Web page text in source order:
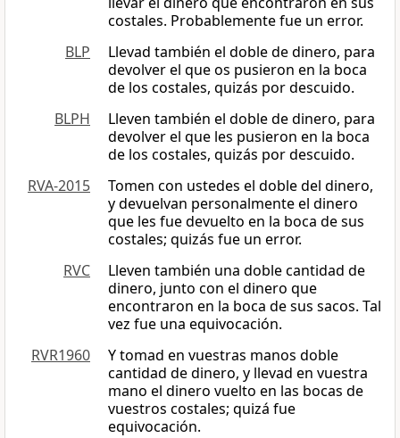
costales. Probablemente fue un error.
BLP
Llevad también el doble de dinero, para
devolver el que os pusieron en la boca
de los costales, quizás por descuido.
BLPH
Lleven también el doble de dinero, para
devolver el que les pusieron en la boca
de los costales, quizás por descuido.
RVA-2015
Tomen con ustedes el doble del dinero,
y devuelvan personalmente el dinero
que les fue devuelto en la boca de sus
costales; quizás fue un error.
RVC
Lleven también una doble cantidad de
dinero, junto con el dinero que
encontraron en la boca de sus sacos. Tal
vez fue una equivocación.
RVR1960
Y tomad en vuestras manos doble
cantidad de dinero, y llevad en vuestra
mano el dinero vuelto en las bocas de
vuestros costales; quizá fue
equivocación.